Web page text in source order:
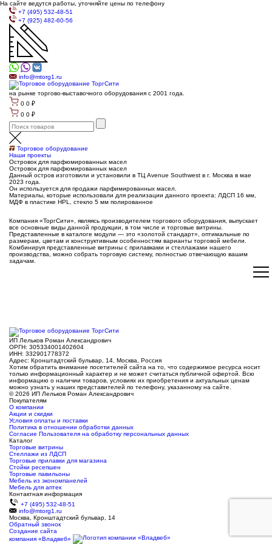
На сайте ведутся работы, уточняйте цены по телефону
+7 (495) 532-48-51
+7 (925) 482-60-56
info@mtorg1.ru
на рынке торгово-выставочного оборудования с 2001 года.
0 0 ₽
0 0 ₽
Торговое оборудование
Наши проекты
Островок для парфюмированных масел
Островок для парфюмированных масел
Данный остров изготовили и установили в ТЦ Avenue Southwest в г. Москва в мае
2023 года.
Он используется для продажи парфимированных масел.
Материалы, которые использовали для реализации данного проекта: ЛДСП 16 мм,
МДФ в пластике HPL, стекло 5 мм полированное
Компания «ТоргСити», являясь производителем торгового оборудования, выпускает
все основные виды данной продукции, в том числе и торговые витрины.
Представленные в каталоге модули — это «золотой стандарт», оптимальные по
размерам, цветам и конструктивным особенностям варианты торговой мебели.
Комбинируя представленные витрины с прилавками и стеллажами нашего
производства, можно собрать торговую систему, полностью отвечающую вашим
задачам.
ИП Лельков Роман Александрович
ОРГН: 305334001402604
ИНН: 332901778372
Адрес: Кронштадтский бульвар, 14, Москва, Россия
Хотим обратить внимание посетителей сайта на то, что содержимое ресурса носит
только информационный характер и не может считаться публичной офертой. Всю
информацию о наличии товаров, условиях их приобретения и актуальных ценам
можно узнать у наших представителей по телефону, указанному на сайте.
© 2026 ИП Лельков Роман Александрович
Покупателям
О компании
Акции и скидки
Условия оплаты и поставки
Политика в отношении обработки данных
Согласие Пользователя на обработку персональных данных
Каталог
Торговые витрины
Стеллажи из ЛДСП
Торговые прилавки для магазина
Стойки ресепшен
Торговые павильоны
Мебель из экономпанелей
Мебель для аптек
Контактная информация
+7 (495) 532-48-51
info@mtorg1.ru
Москва, Кронштадтский бульвар, 14
Обратный звонок
Создание сайта
компания «Владвеб»